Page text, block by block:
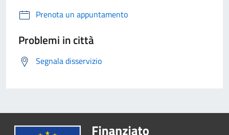
Prenota un appuntamento
Problemi in città
Segnala disservizio